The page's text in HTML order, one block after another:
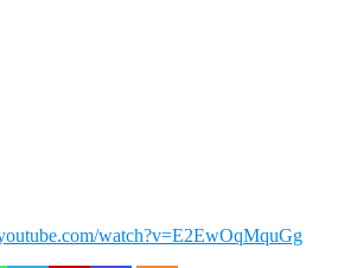
watch?v=E2EwOqMquGg